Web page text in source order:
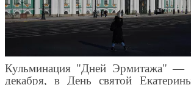
Кульминация "Дней Эрмитажа" —
декабря, в День святой